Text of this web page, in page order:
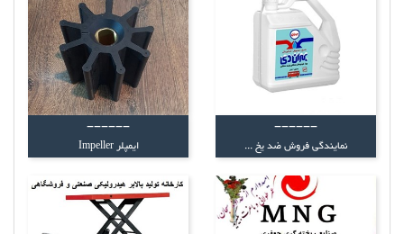
------
نمایندگی فروش ضد یخ ...
------
ایمپلر Impeller